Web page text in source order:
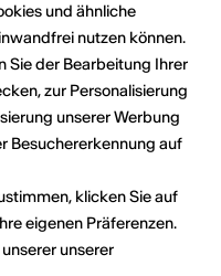
und ähnliche
nutzen können.
Sie der Bearbeitung Ihrer
zur Personalisierung
unserer Werbung
Besuchererkennung auf
klicken Sie auf
eigenen Präferenzen.
unserer